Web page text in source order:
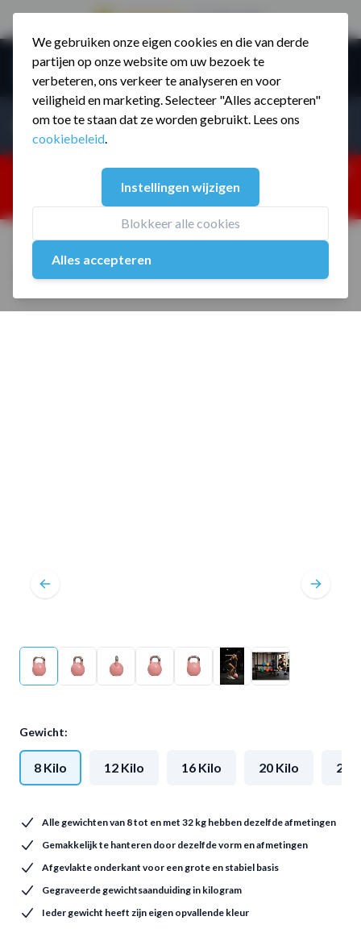
We gebruiken onze eigen cookies en die van derde
partijen op onze website om uw bezoek te
verbeteren, ons verkeer te analyseren en voor
veiligheid en marketing. Selecteer "Alles accepteren"
om toe te staan dat ze worden gebruikt. Lees ons
cookiebeleid.
Instellingen wijzigen
Blokkeer alle cookies
Alles accepteren
Ga naar de inhoud
Menu
Producten zoeken...
25% korting ivm vakantiesluiting. Gebruik code:
ZOMERMP. muv vloeren, fitnesstoestellen, boksartikelen,
zakelijk en dealer inlog. Verzending vanaf 19 aug.
Home / Competition Kettlebell 8 kg
Competition Kettlebell 8 kg
Gewicht:
8 Kilo 12 Kilo 16 Kilo 20 Kilo 24
Alle gewichten van 8 tot en met 32 kg hebben dezelfde afmetingen
Gemakkelijk te hanteren door dezelfde vorm en afmetingen
Afgevlakte onderkant voor een grote en stabiel basis
Gegraveerde gewichtsaanduiding in kilogram
Ieder gewicht heeft zijn eigen opvallende kleur